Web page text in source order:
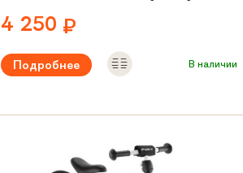
4 250 ₽
Подробнее В наличии
Вес:2.65 кг